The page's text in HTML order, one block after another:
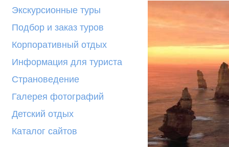
Экскурсионные туры
Подбор и заказ туров
Корпоративный отдых
Информация для туриста
Страноведение
Галерея фотографий
Детский отдых
Каталог сайтов